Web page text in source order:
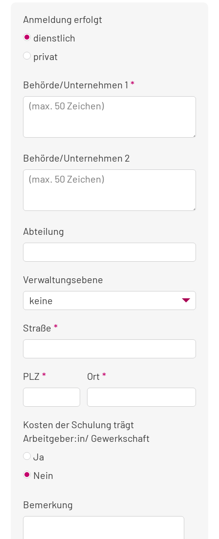
Anmeldung erfolgt
dienstlich
privat
Kontaktinformationen
für
die
Behörde/Unternehmen 1
Behörde/Unternehmen 2
Abteilung
Verwaltungsebene
Straße
PLZ Ort
Kosten der Schulung trägt
Arbeitgeber:in/ Gewerkschaft
Ja
Nein
Bemerkung